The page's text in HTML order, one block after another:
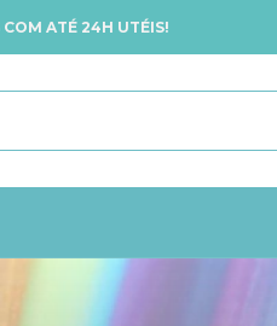
COM ATÉ 24H UTÉIS!